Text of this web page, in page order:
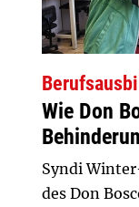
Wie Don
Syndi
des Don